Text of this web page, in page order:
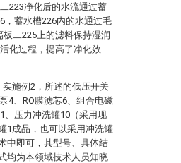
223净化后的水流通过蓄
，蓄水槽226内的水通过毛
二225上的滤料保持湿润
化过程，提高了净化效
施例2，所述的低压开关
4、RO膜滤芯6、组合电磁
、压力冲洗罐10（采用现
1成品，也可以采用冲洗罐
中即可，其型号、具体结
均为本领域技术人员知晓